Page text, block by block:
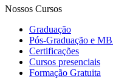
Nossos Cursos
Graduação
Pós-Graduação e
Certificações
Cursos presenciais
Formação Gratuita